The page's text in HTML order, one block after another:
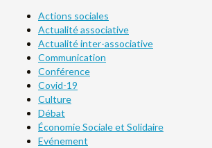
Actions sociales
Actualité associative
Actualité inter-associative
Communication
Conférence
Covid-19
Culture
Débat
Économie Sociale et Solidaire
Evénement